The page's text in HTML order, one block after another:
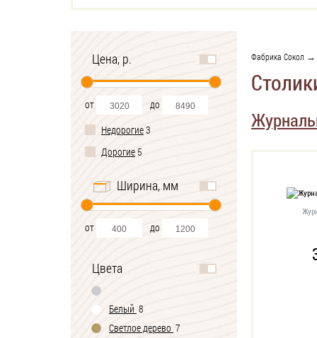
Цена, р.
от
до
Недорогие3
Дорогие 5
Ширина, мм
от до
Цвета
Белый 8
Светлое дерево 7
Фабрика Сокол →